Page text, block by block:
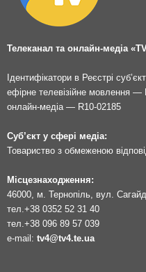
Телеканал та онлайн-медіа
Ідентифікатори в Реєстрі
ефірне телевізійне мовлення —
онлайн-медіа — R10-02185
Суб’єкт у сфері медіа:
Товариство з обмеженою
Місцезнаходження:
46000, м. Тернопіль, вул.
тел.+38 0352 52 31 40
тел.+38 096 89 57 039
e-mail: tv4@tv4.te.ua